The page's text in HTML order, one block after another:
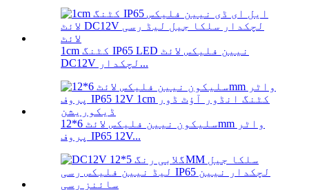
1cm کٹنگ IP65 LED نیین فلیکس لائٹ
DC12V لچکدار...
سلیکون نیین فلیکس لائٹ 6*12mm واٹر
پروف IP65 12V...